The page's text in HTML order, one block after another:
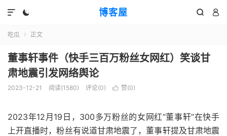
博客屋
  

吃瓜  正文
董事轩事件（快手三百万粉丝女网红）笑谈甘
肃地震引发网络舆论
2023-12-21 阅读(1580) 评论(0)  赞(0)
2023年12月19日，300多万粉丝的女网红“董事轩”在快手
上开直播时，粉丝有说道甘肃地震了，董事轩提及甘肃地震